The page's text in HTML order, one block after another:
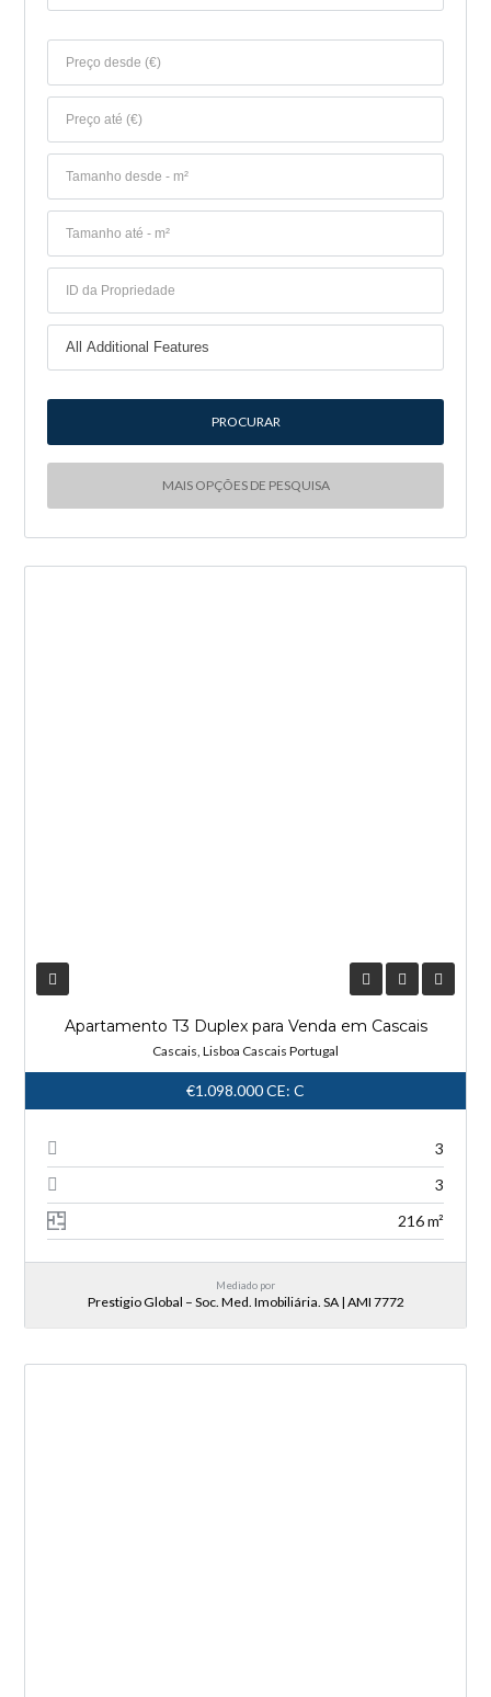
MAIS OPÇÕES DE PESQUISA
Apartamento T3 Duplex para Venda em Cascais
Cascais, Lisboa Cascais Portugal
€1.098.000CE: C
3
3
216 m²
Mediado por
Prestigio Global – Soc. Med. Imobiliária. SA | AMI 7772